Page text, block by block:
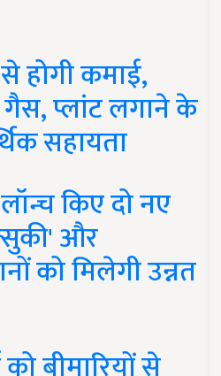
होगी कमाई,
प्लांट लगाने के
सहायता
किए दो नए
और
को मिलेगी उन्नत